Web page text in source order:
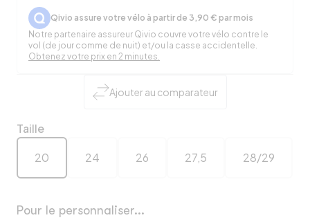
Qivio assure votre vélo à partir de 3,90 € par mois
Notre partenaire assureur Qivio couvre votre vélo contre le
vol (de jour comme de nuit) et/ou la casse accidentelle.
Obtenez votre prix en 2 minutes.
Ajouter au comparateur
Taille
20
24 26 27,5 28/29
Pour le personnaliser...